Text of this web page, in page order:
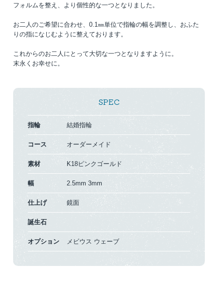
フォルムを整え、より個性的な一つとなりました。
お二人のご希望に合わせ、0.1㎜単位で指輪の幅を調整し、おふた
りの指になじむように整えております。
これからのお二人にとって大切な一つとなりますように。
末永くお幸せに。
SPEC
指輪 結婚指輪
コース オーダーメイド
素材 K18ピンクゴールド
幅 2.5mm 3mm
仕上げ 鏡面
誕生石
オプション メビウス ウェーブ